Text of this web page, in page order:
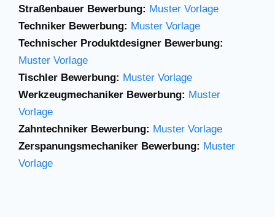
Straßenbauer Bewerbung: Muster Vorlage
Techniker Bewerbung: Muster Vorlage
Technischer Produktdesigner Bewerbung:
Muster Vorlage
Tischler Bewerbung: Muster Vorlage
Werkzeugmechaniker Bewerbung: Muster
Vorlage
Zahntechniker Bewerbung: Muster Vorlage
Zerspanungsmechaniker Bewerbung: Muster
Vorlage